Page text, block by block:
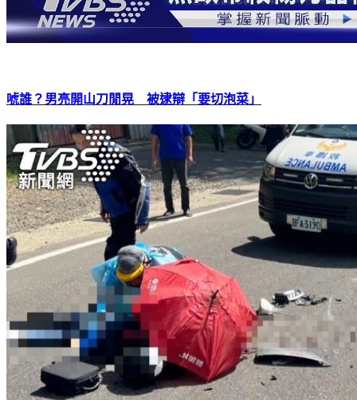
唬誰？男亮開山刀閒晃 被逮辯「要切泡菜」